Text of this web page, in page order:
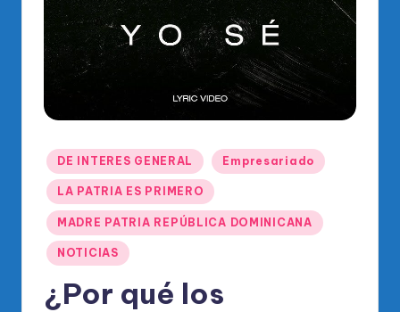
di
O
ci
al
el
Publicado
en
DE INTERES GENERAL Empresariado
LA PATRIA ES PRIMERO
MADRE PATRIA REPÚBLICA DOMINICANA
NOTICIAS
¿Por qué los